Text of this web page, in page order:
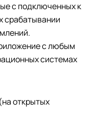
с подключенных к
срабатывании
с любым
системах
открытых